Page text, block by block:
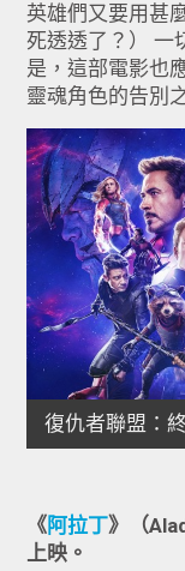
英雄們又要用甚
死透透了？） 一
是，這部電影也
靈魂角色的告別
《阿拉丁》（
上映。